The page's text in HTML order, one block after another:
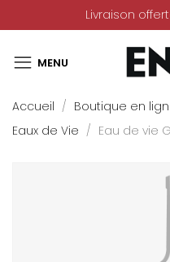
Livraison
Accueil Boutique en
Eaux de Vie
Eau de vie